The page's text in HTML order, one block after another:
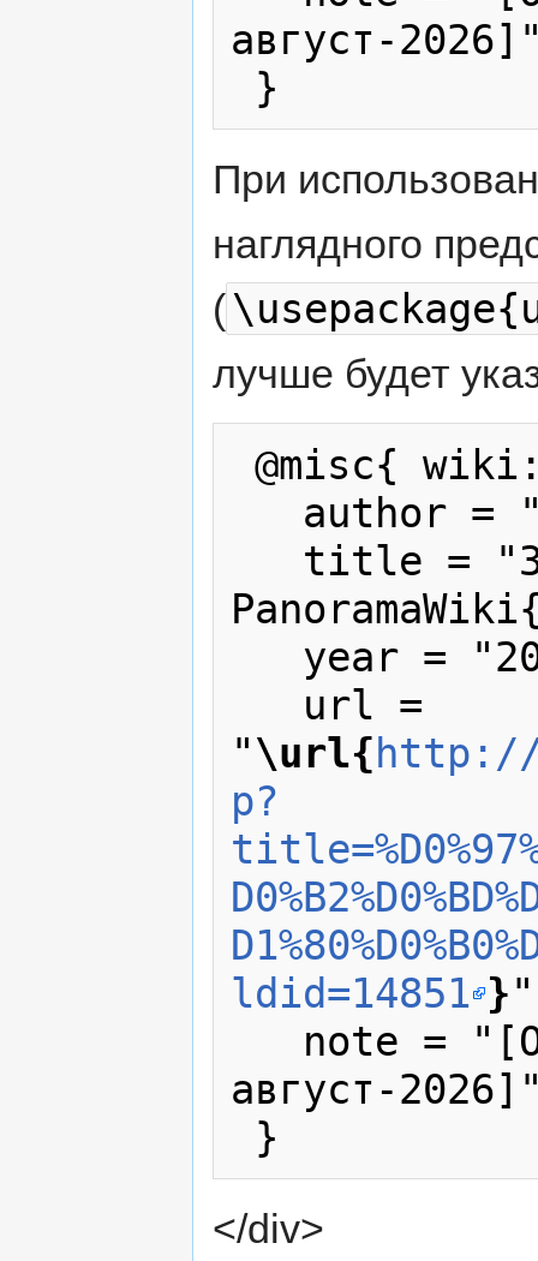
август-
При
наглядного
(
лучше будет
"\url{http://
p?
ldid=14851 }
август-
</div>